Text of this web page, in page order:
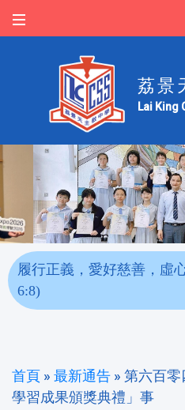
荔景
Lai King
履行正義，愛好慈善，虛
6:8)
首頁 » 最新通告 » 第六百零
學習成果頒獎典禮」事